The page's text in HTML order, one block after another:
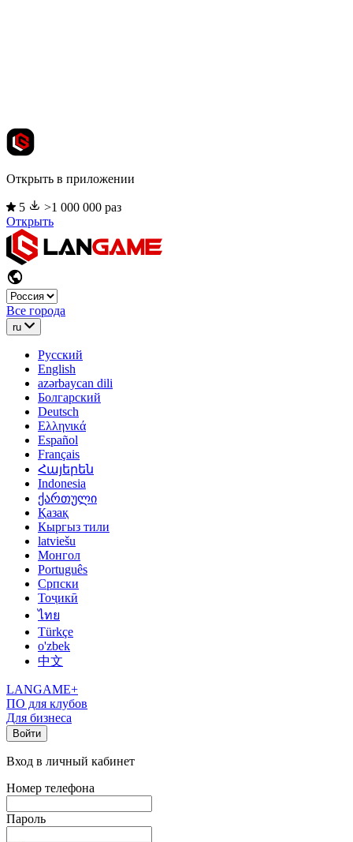
Открыть в приложении
5
>1 000 000 раз
Открыть
Все города
ru
Русский
English
azərbaycan dili
Болгарский
Deutsch
Ελληνικά
Español
Français
Հայերեն
Indonesia
ქართული
Қазақ
Кыргыз тили
latviešu
Монгол
Português
Српски
Тоҷикӣ
ไทย
Türkçe
o'zbek
中文
LANGAME+
ПО для клубов
Для бизнеса
Войти
Вход в личный кабинет
Номер телефона
Пароль